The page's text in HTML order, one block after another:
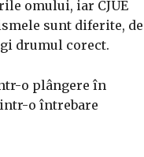
omului, iar CJUE
sunt diferite, de
drumul corect.
o plângere în
o întrebare